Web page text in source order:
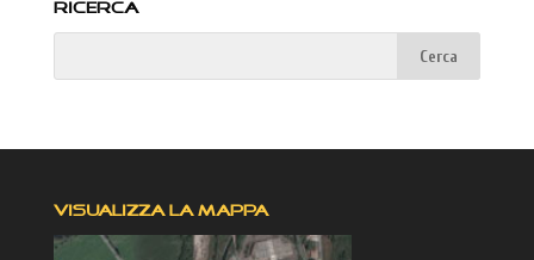
RICERCA
VISUALIZZA LA MAPPA